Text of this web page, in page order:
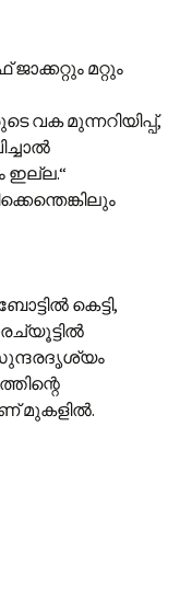
മറ്റും
വക മുന്നറിയിപ്പ്,
ഇല്ല.“
കെട്ടി,
സുന്ദരദൃശ്യം
മുകളില്‍.